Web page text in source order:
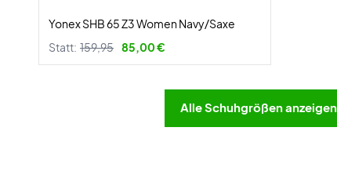
Yonex SHB 65 Z3 Women Navy/Saxe
Statt: 159,95 85,00 €
Alle Schuhgrößen anzeigen